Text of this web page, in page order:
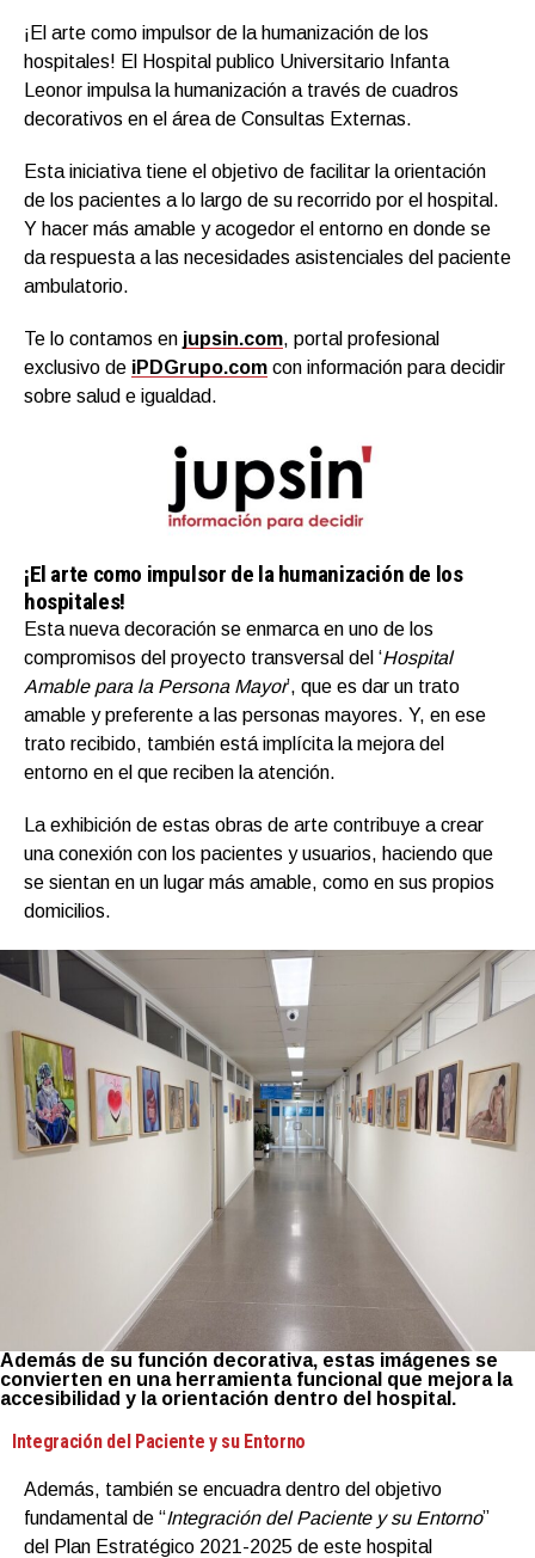
¡El arte como impulsor de la humanización de los
hospitales! El Hospital publico Universitario Infanta
Leonor impulsa la humanización a través de cuadros
decorativos en el área de Consultas Externas.
Esta iniciativa tiene el objetivo de facilitar la orientación
de los pacientes a lo largo de su recorrido por el hospital.
Y hacer más amable y acogedor el entorno en donde se
da respuesta a las necesidades asistenciales del paciente
ambulatorio.
Te lo contamos en jupsin.com, portal profesional
exclusivo de iPDGrupo.com con información para decidir
sobre salud e igualdad.
¡El arte como impulsor de la humanización de los
hospitales!
Esta nueva decoración se enmarca en uno de los
compromisos del proyecto transversal del ‘Hospital
Amable para la Persona Mayor’, que es dar un trato
amable y preferente a las personas mayores. Y, en ese
trato recibido, también está implícita la mejora del
entorno en el que reciben la atención.
La exhibición de estas obras de arte contribuye a crear
una conexión con los pacientes y usuarios, haciendo que
se sientan en un lugar más amable, como en sus propios
domicilios.
Además de su función decorativa, estas imágenes se
convierten en una herramienta funcional que mejora la
accesibilidad y la orientación dentro del hospital.
Integración del Paciente y su Entorno
Además, también se encuadra dentro del objetivo
fundamental de “Integración del Paciente y su Entorno”
del Plan Estratégico 2021-2025 de este hospital